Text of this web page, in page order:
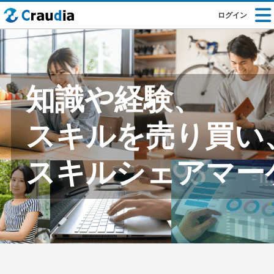
ログイン
知識や経験、
スキルを売り買い
スキルシェアマー